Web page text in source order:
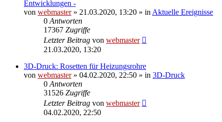
Entwicklungen -
von webmaster» 21.03.2020, 13:20 » in Aktuelle Ereignisse
0 Antworten
17367 Zugriffe
Letzter Beitrag von webmaster
21.03.2020, 13:20
3D-Druck: Rosetten für Heizungsrohre
von webmaster» 04.02.2020, 22:50 » in 3D-Druck
0 Antworten
31526 Zugriffe
Letzter Beitrag von webmaster
04.02.2020, 22:50